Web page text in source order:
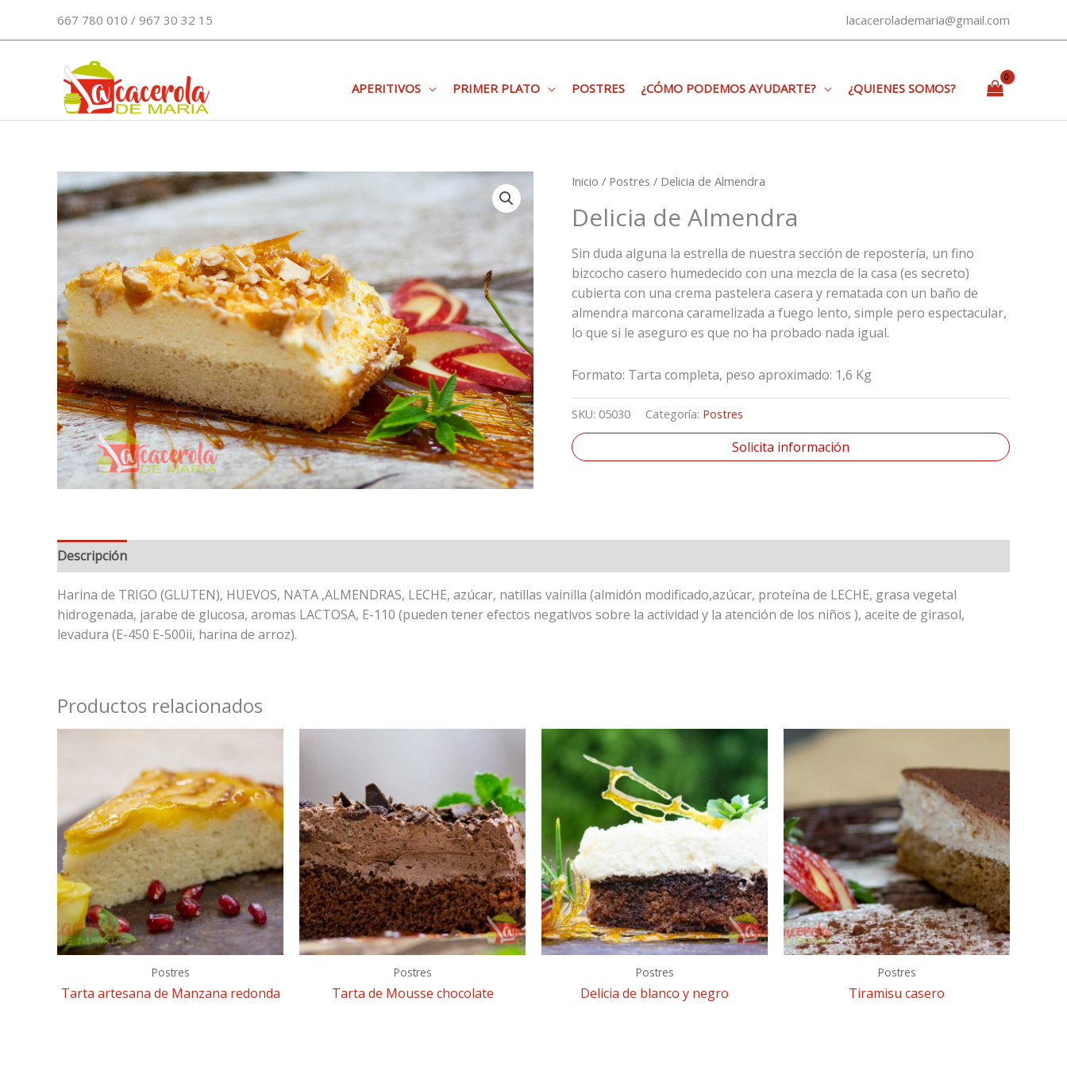
667 780 010 / 967 30 32 15 lacacerolademaria@gmail.com
APERITIVOS PRIMER PLATO POSTRES ¿CÓMO PODEMOS AYUDARTE? ¿QUIENES SOMOS?
Inicio / Postres / Delicia de Almendra
Delicia de Almendra
Sin duda alguna la estrella de nuestra sección de repostería, un fino
bizcocho casero humedecido con una mezcla de la casa (es secreto)
cubierta con una crema pastelera casera y rematada con un baño de
almendra marcona caramelizada a fuego lento, simple pero espectacular,
lo que si le aseguro es que no ha probado nada igual.
Formato: Tarta completa, peso aproximado: 1,6 Kg
SKU: 05030 Categoría: Postres
Solicita información
Descripción
Harina de TRIGO (GLUTEN), HUEVOS, NATA ,ALMENDRAS, LECHE, azúcar, natillas vainilla (almidón modificado,azúcar, proteína de LECHE, grasa vegetal
hidrogenada, jarabe de glucosa, aromas LACTOSA, E-110 (pueden tener efectos negativos sobre la actividad y la atención de los niños ), aceite de girasol,
levadura (E-450 E-500ii, harina de arroz).
Productos relacionados
Postres
Tarta artesana de Manzana redonda
Postres
Tarta de Mousse chocolate
Postres
Delicia de blanco y negro
Postres
Tiramisu casero